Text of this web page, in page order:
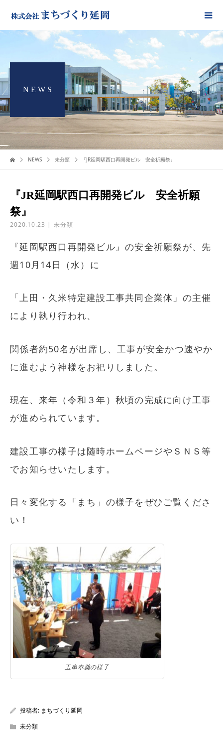
N E W S
NEWS 未分類 『JR延岡駅西口再開発ビル 安全祈願祭』
『JR延岡駅西口再開発ビル 安全祈願
祭』
2020.10.23 未分類
『延岡駅西口再開発ビル』の安全祈願祭が、先
週10月14日（水）に
「上田・久米特定建設工事共同企業体」の主催
により執り行われ、
関係者約50名が出席し、工事が安全かつ速やか
に進むよう神様をお祀りしました。
現在、来年（令和３年）秋頃の完成に向け工事
が進められています。
建設工事の様子は随時ホームページやＳＮＳ等
でお知らせいたします。
日々変化する「まち」の様子をぜひご覧くださ
い！
玉串奉奠の様子
投稿者: まちづくり延岡
未分類